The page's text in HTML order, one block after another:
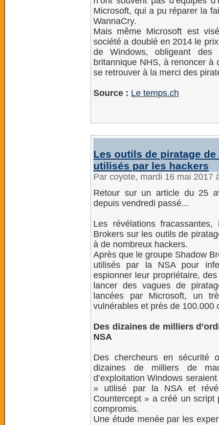
Microsoft, qui a pu réparer la
WannaCry.
Mais même Microsoft est
société a doublé en 2014 le
de Windows, obligeant
britannique NHS, à renoncer à
se retrouver à la merci des
Source : Le temps.ch
Les outils de piratage
utilisés par les hackers
Par coyote, mardi 16 mai 2017
Retour sur un article du 25
depuis vendredi passé...
Les révélations
Brokers sur les outils de
à de nombreux hackers.
Après que le groupe Shadow
utilisés par la NSA pour
espionner leur propriétaire,
lancer des vagues de
lancées par Microsoft, un
vulnérables et près de 100.000
Des dizaines de milliers
NSA
Des chercheurs en sécurité
dizaines de milliers de
d’exploitation Windows
» utilisé par la NSA et
Countercept » a créé un
compromis.
Une étude menée par les